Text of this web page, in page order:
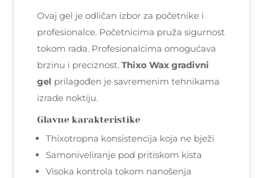
Ovaj gel je odličan izbor za početnike i
profesionalce. Početnicima pruža sigurnost
tokom rada. Profesionalcima omogućava
brzinu i preciznost.Thixo Wax gradivni
gel prilagođen je savremenim tehnikama
izrade noktiju.
Glavne karakteristike
Thixotropna konsistencija koja ne bježi
Samoniveliranje pod pritiskom kista
Visoka kontrola tokom nanošenja